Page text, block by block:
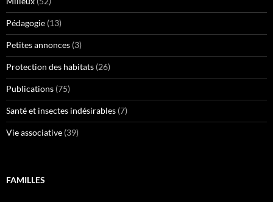
Pédagogie (13)
Petites annonces (3)
Protection des habitats (26)
Publications (75)
Santé et insectes indésirables (7)
Vie associative (39)
FAMILLES